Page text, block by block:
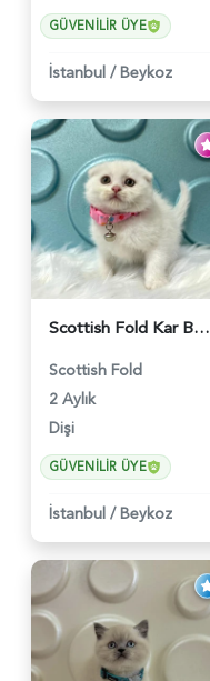
GÜVENILIR ÜYE
İstanbul / Beykoz
Scottish Fold Kar Beyazı Dişi 2 Aylık - 2980
Scottish Fold
2 Aylık
Dişi
GÜVENILIR ÜYE
İstanbul / Beykoz